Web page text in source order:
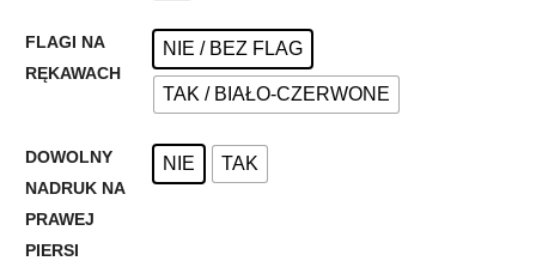
FLAGI NA
RĘKAWACH
NIE / BEZ FLAG
TAK / BIAŁO-CZERWONE
DOWOLNY
NADRUK NA
PRAWEJ
PIERSI
NIE TAK